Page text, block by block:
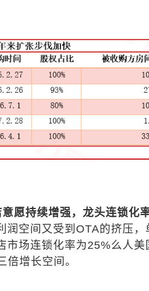
愿持续增强，龙头连锁化率
润空间又受到OTA的挤压
市场连锁化率为25%么人美
倍增长空间。